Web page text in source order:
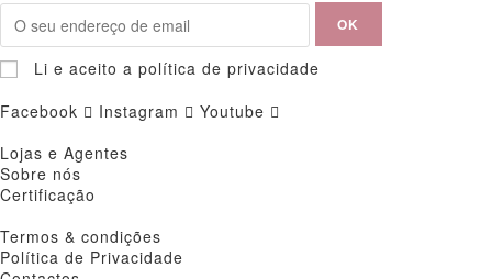
Li e aceito a política de privacidade
Facebook
Instagram
Youtube
Lojas e Agentes
Sobre nós
Certificação
Termos & condições
Política de Privacidade